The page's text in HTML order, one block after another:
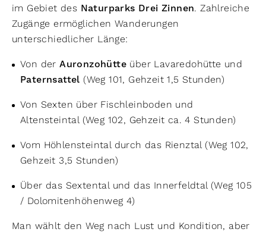
im Gebiet des Naturparks Drei Zinnen. Zahlreiche
Zugänge ermöglichen Wanderungen
unterschiedlicher Länge:
Von derAuronzohütte über Lavaredohütte und
Paternsattel (Weg 101, Gehzeit 1,5 Stunden)
Von Sexten über Fischleinboden und
Altensteintal (Weg 102, Gehzeit ca. 4 Stunden)
Vom Höhlensteintal durch das Rienztal (Weg 102,
Gehzeit 3,5 Stunden)
Über das Sextental und das Innerfeldtal (Weg 105
/ Dolomitenhöhenweg 4)
Man wählt den Weg nach Lust und Kondition, aber